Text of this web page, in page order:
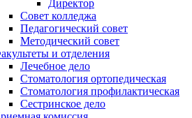
Директор
Совет колледжа
Педагогический совет
Методический совет
и отделения
Лечебное дело
Стоматология ортопедическая
Стоматология профилактическая
Сестринское дело